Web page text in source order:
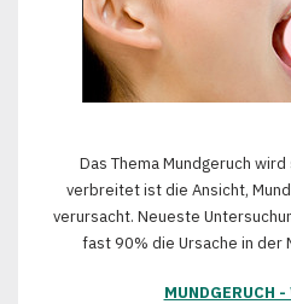
Das Thema Mundgeruch
verbreitet ist die Ansicht,
verursacht. Neueste
fast 90% die Ursache in der
MUNDGERUCH